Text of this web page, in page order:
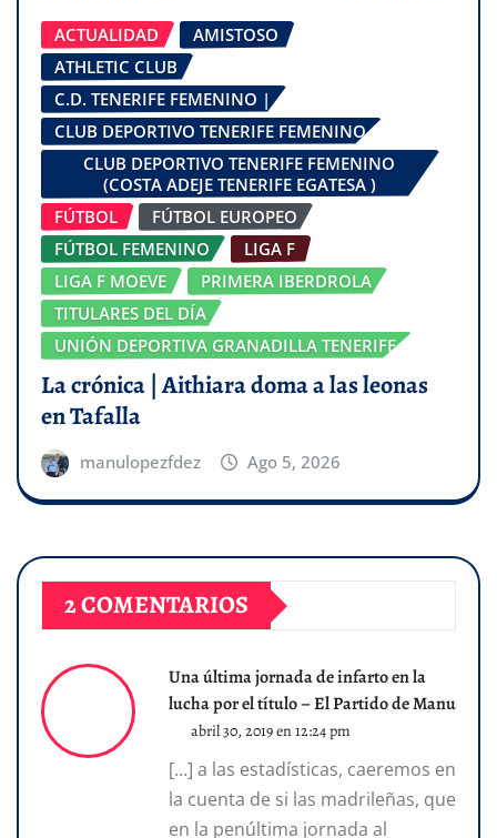
ACTUALIDAD
AMISTOSO
ATHLETIC CLUB
C.D. TENERIFE FEMENINO |
CLUB DEPORTIVO TENERIFE FEMENINO
CLUB DEPORTIVO TENERIFE FEMENINO
(COSTA ADEJE TENERIFE EGATESA )
FÚTBOL
FÚTBOL EUROPEO
FÚTBOL FEMENINO
LIGA F
LIGA F MOEVE
PRIMERA IBERDROLA
TITULARES DEL DÍA
UNIÓN DEPORTIVA GRANADILLA TENERIFE
La crónica | Aithiara doma a las leonas
en Tafalla
manulopezfdez Ago 5, 2026
2 COMENTARIOS
Una última jornada de infarto en la
lucha por el título – El Partido de Manu
abril 30, 2019 en 12:24 pm
[…] a las estadísticas, caeremos en
la cuenta de si las madrileñas, que
en la penúltima jornada al